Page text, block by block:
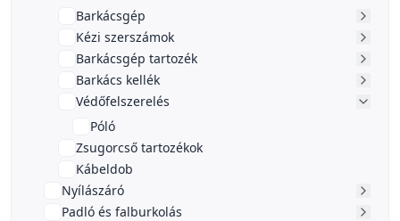
Barkácsgép
Kézi szerszámok
Barkácsgép tartozék
Barkács kellék
Védőfelszerelés
Póló
Zsugorcső tartozékok
Kábeldob
Nyílászáró
Padló és falburkolás